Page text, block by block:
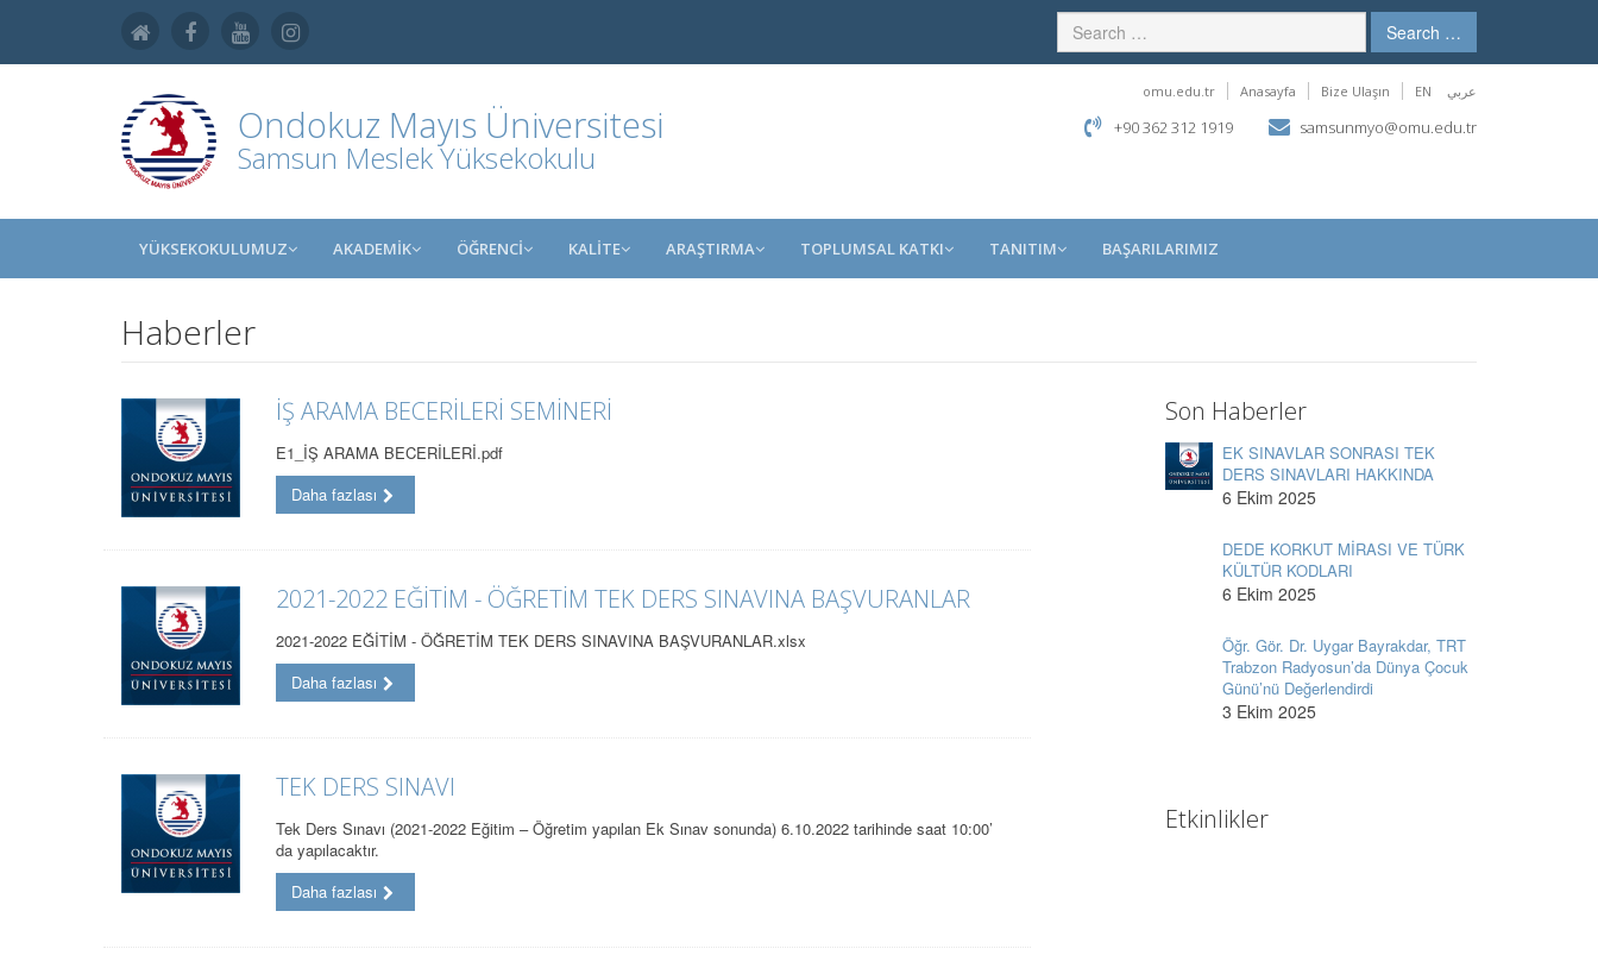
Search …
Ondokuz Mayıs Üniversitesi
Samsun Meslek Yüksekokulu
omu.edu.tr Anasayfa Bize Ulaşın EN عربي
+90 362 312 1919 samsunmyo@omu.edu.tr
YÜKSEKOKULUMUZ AKADEMİK ÖĞRENCİ KALİTE ARAŞTIRMA TOPLUMSAL KATKI TANITIM BAŞARILARIMIZ
Haberler
İŞ ARAMA BECERİLERİ SEMİNERİ
E1_İŞ ARAMA BECERİLERİ.pdf
Daha fazlası
2021-2022 EĞİTİM - ÖĞRETİM TEK DERS SINAVINA BAŞVURANLAR
2021-2022 EĞİTİM - ÖĞRETİM TEK DERS SINAVINA BAŞVURANLAR.xlsx
Daha fazlası
TEK DERS SINAVI
Tek Ders Sınavı (2021-2022 Eğitim – Öğretim yapılan Ek Sınav sonunda) 6.10.2022 tarihinde saat 10:00’
da yapılacaktır.
Daha fazlası
Son Haberler
EK SINAVLAR SONRASI TEK
DERS SINAVLARI HAKKINDA
6 Ekim 2025
DEDE KORKUT MİRASI VE TÜRK
KÜLTÜR KODLARI
6 Ekim 2025
Öğr. Gör. Dr. Uygar Bayrakdar, TRT
Trabzon Radyosun’da Dünya Çocuk
Günü’nü Değerlendirdi
3 Ekim 2025
Etkinlikler